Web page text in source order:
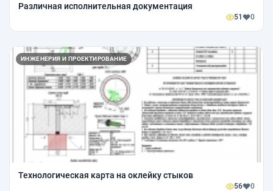
Различная исполнительная документация
51 0
ИНЖЕНЕРИЯ И ПРОЕКТИРОВАНИЕ
Технологическая карта на оклейку стыков
56 0